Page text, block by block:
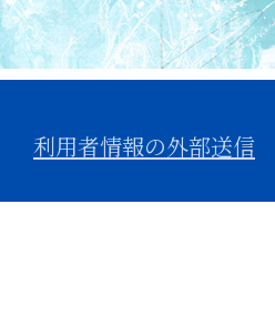
利用者情報の外部送信